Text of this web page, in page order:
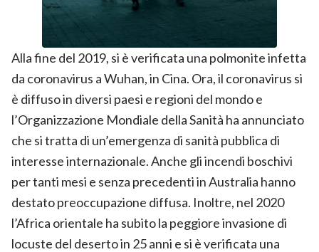
Alla fine del 2019, si è verificata una polmonite infetta
da coronavirus a Wuhan, in Cina. Ora, il coronavirus si
è diffuso in diversi paesi e regioni del mondo e
l’Organizzazione Mondiale della Sanità ha annunciato
che si tratta di un’emergenza di sanità pubblica di
interesse internazionale. Anche gli incendi boschivi
per tanti mesi e senza precedenti in Australia hanno
destato preoccupazione diffusa. Inoltre, nel 2020
l’Africa orientale ha subito la peggiore invasione di
locuste del deserto in 25 anni e si è verificata una